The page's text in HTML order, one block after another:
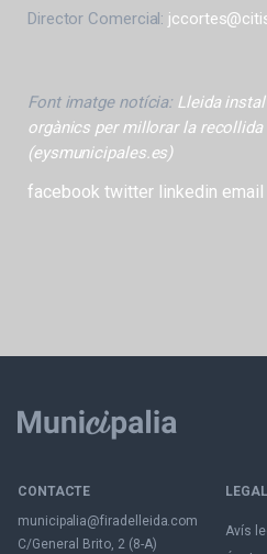
Director Comercial:
Font imatge notícia: Lleida
orgànics per millorar la recollida
(eysmunicipales.es)
facebook twitter linkedin email
CONTACTE
municipalia@firadelleida.com
C/General Brito, 2 (8-A)
LEGAL
Avís